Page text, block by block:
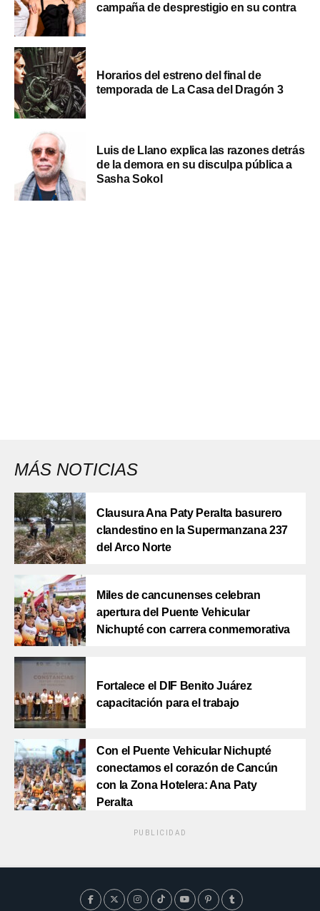
campaña de desprestigio en su contra
Horarios del estreno del final de
temporada de La Casa del Dragón 3
Luis de Llano explica las razones detrás
de la demora en su disculpa pública a
Sasha Sokol
MÁS NOTICIAS
Clausura Ana Paty Peralta basurero
clandestino en la Supermanzana 237
del Arco Norte
Miles de cancunenses celebran
apertura del Puente Vehicular
Nichupté con carrera conmemorativa
Fortalece el DIF Benito Juárez
capacitación para el trabajo
Con el Puente Vehicular Nichupté
conectamos el corazón de Cancún
con la Zona Hotelera: Ana Paty
Peralta
PUBLICIDAD